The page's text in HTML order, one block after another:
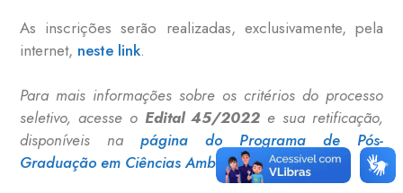
As inscrições serão realizadas, exclusivamente, pela
internet, neste link.
Para mais informações sobre os critérios do processo
seletivo, acesse o Edital 45/2022 e sua retificação,
disponíveis napágina do Programa de Pós-
Graduação em Ciências Ambientais.